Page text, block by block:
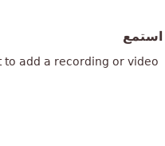
استمع
to add a recording or video.